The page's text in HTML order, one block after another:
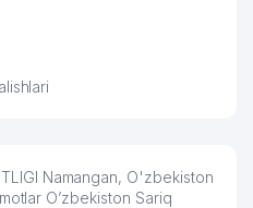
Namangan, O'zbekiston
O’zbekiston Sariq